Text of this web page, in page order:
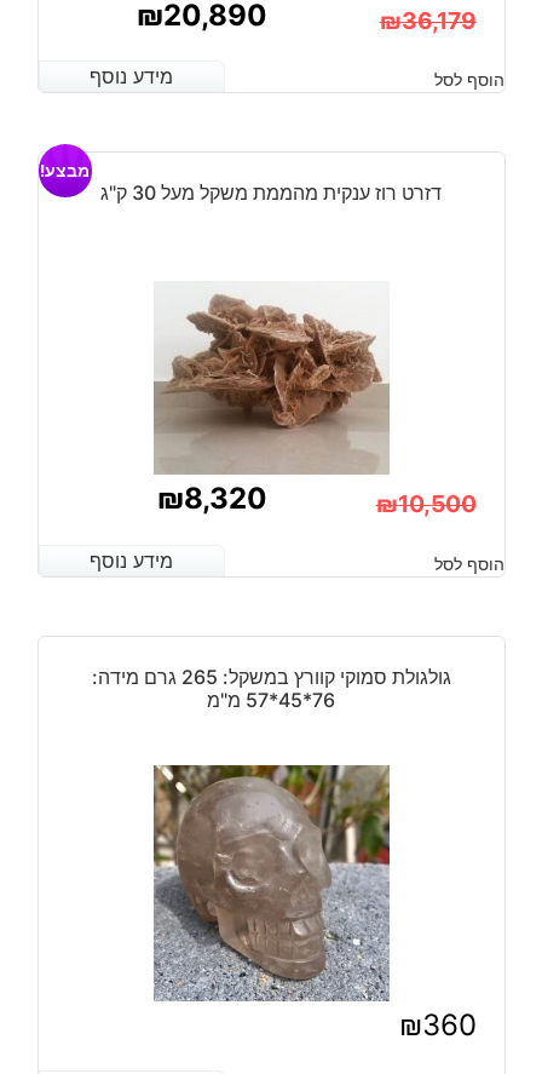
₪36,179
המקורי
היה:
₪36,179.
₪20,890
הנוכחי
הוא:
₪20,890.
מידע נוסף הוסף לסל מידע נוסף
דזרט רוז ענקית מהממת משקל מעל 30 ק"ג
מבצע!
₪10,500
המקורי
היה:
₪10,500.
₪8,320
הנוכחי
הוא:
₪8,320.
מידע נוסף הוסף לסל מידע נוסף
גולגולת סמוקי קוורץ במשקל: 265 גרם מידה:
76*45*57 מ"מ
₪360